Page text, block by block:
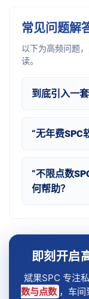
常见问题解
以下为高频问题
读。
到底引入一
“无年费SPC
“不限点数
何帮助？
即刻开启
斌果SPC 专注
数与点数 ，车